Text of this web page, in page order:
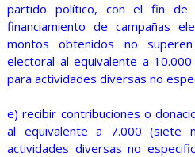
partido político, con el fin de
financiamiento de campañas
montos obtenidos no
electoral al equivalente a
para actividades diversas no
e) recibir contribuciones o
al equivalente a 7.000 (siete
actividades diversas no